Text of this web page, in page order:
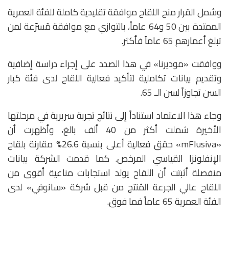
وشمل القرار منح اللقاح موافقة تقليدية كاملة للفئة العمرية
الممتدة بين 50 و64 عاماً، بالتوازي مع موافقة مُسرّعة لمن
تبلغ أعمارهم 65 عاماً فأكثر.
ووافقت «موديرنا» في هذا الصدد على إجراء دراسة إضافية
وتقديم بيانات تكاملية لتأكيد فعالية اللقاح لدى فئة كبار
السن تجاوزاً لسن الـ 65.
وجاء هذا الاعتماد استناداً إلى نتائج تجربة سريرية في مرحلتها
الأخيرة شملت أكثر من 40 ألف بالغ، وأظهرت أن
«mFlusiva» حقق فعالية أعلى بنسبة 26.6% مقارنة بلقاح
الإنفلونزا القياسي المرخص. كما قدمت الشركة بيانات
منفصلة أثبتت أن اللقاح يولد استجابات مناعية أقوى من
اللقاح عالي الجرعة المُنتج من قبل شركة «سانوفي» لدى
الفئة العمرية 65 عاماً فما فوق.